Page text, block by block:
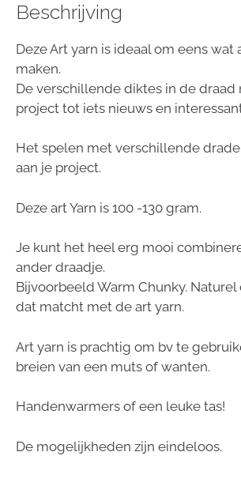
Beschrijving
Deze Art yarn is ideaal om eens wat
maken.
De verschillende diktes in de draad
project tot iets nieuws en
Het spelen met verschillende
aan je project.
Deze art Yarn is 100 -130 gram.
Je kunt het heel erg mooi
ander draadje.
Bijvoorbeeld Warm Chunky.
dat matcht met de art yarn.
Art yarn is prachtig om bv te
breien van een muts of wanten.
Handenwarmers of een leuke tas!
De mogelijkheden zijn eindeloos.